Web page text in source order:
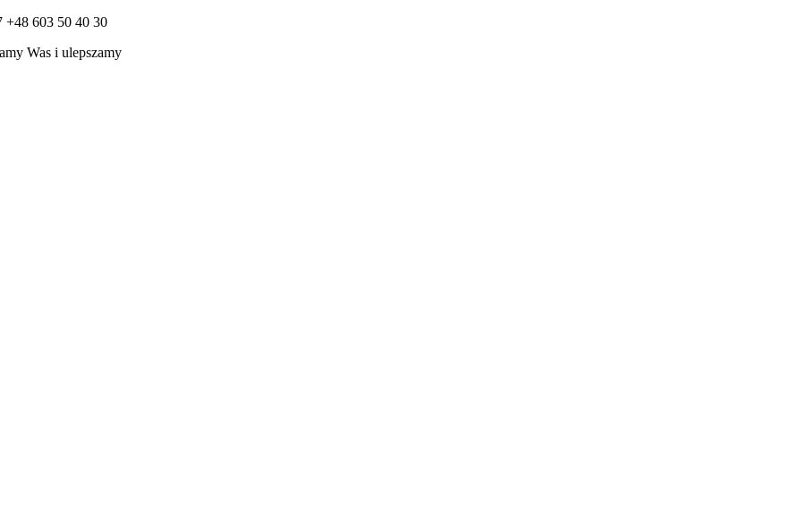
+48 603 50 40 30
Was i ulepszamy